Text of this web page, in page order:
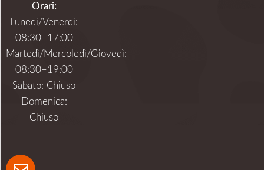
Orari:
Lunedì/Venerdì:
08:30–17:00
Martedì/Mercoledì/Giovedì:
08:30–19:00
Sabato: Chiuso
Domenica:
Chiuso